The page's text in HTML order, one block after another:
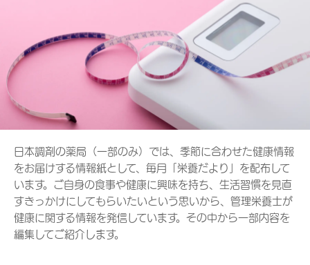
日本調剤の薬局（一部のみ）では、季節に合わせた健康情報
をお届けする情報紙として、毎月「栄養だより」を配布して
います。ご自身の食事や健康に興味を持ち、生活習慣を見直
すきっかけにしてもらいたいという思いから、管理栄養士が
健康に関する情報を発信しています。その中から一部内容を
編集してご紹介します。